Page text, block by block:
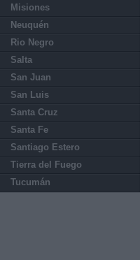
Misiones
Neuquén
Rio Negro
Salta
San Juan
San Luis
Santa Cruz
Santa Fe
Santiago Estero
Tierra del Fuego
Tucumán